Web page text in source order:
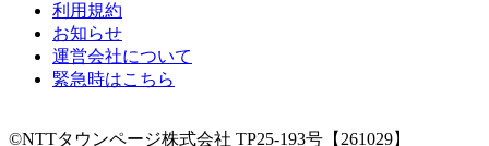
利用規約
お知らせ
運営会社について
緊急時はこちら
©NTTタウンページ株式会社 TP25-193号【261029】